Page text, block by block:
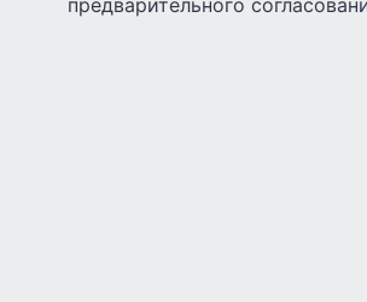
предварительного